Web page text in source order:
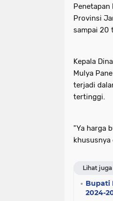
Provinsi
sampai 20
Kepala
Mulya
terjadi
tertinggi.
"Ya harga
khususnya
Lihat juga
Bupati
2024-